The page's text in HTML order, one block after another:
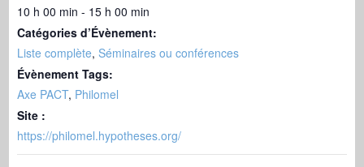
10 h 00 min - 15 h 00 min
Catégories d’Évènement:
Liste complète,Séminaires ou conférences
Évènement Tags:
Axe PACT, Philomel
Site :
https://philomel.hypotheses.org/